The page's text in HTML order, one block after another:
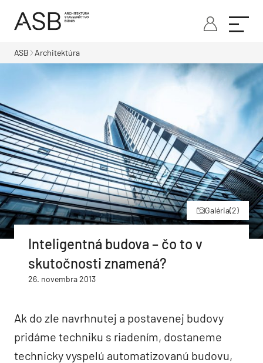
ASB Architektúra
Galéria(2)
Inteligentná budova – čo to v
skutočnosti znamená?
26. novembra 2013
Ak do zle navrhnutej a postavenej budovy
pridáme techniku s riadením, dostaneme
technicky vyspelú automatizovanú budovu,